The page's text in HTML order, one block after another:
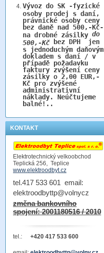
Vývoz do SK -fyzické
osoby prodej s daní,
právnické osoby ceny
bez daně nad 500,-Kč-
na drobné zásilky do
500,-Kčbez DPH jen
s jednoduchým daňovým
dokladem s daní / v
případě požadavku
faktury zvýšení ceny
zásilky o 2,00 EUR,-
Kč pro zvýšené
administrativní
náklady. Neúčtujeme
balné!..
KONTAKT
Elektrotechnický velkoobchod
Teplická 256, Teplice
www.elektroodbyt.cz
tel.417 533 601 email:
elektroodbyttp@volnycz
změna bankovního
spojení: 2001180516 / 2010
tel.: +420 417 533 600